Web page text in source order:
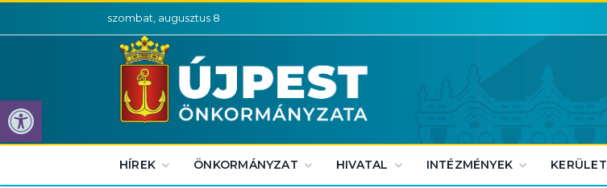
Eszköztár megnyitása
szombat, augusztus 8
HÍREK ÖNKORMÁNYZAT HIVATAL INTÉZMÉNYEK KERÜLET